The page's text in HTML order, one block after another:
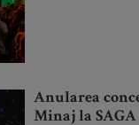
Anularea
Minaj la